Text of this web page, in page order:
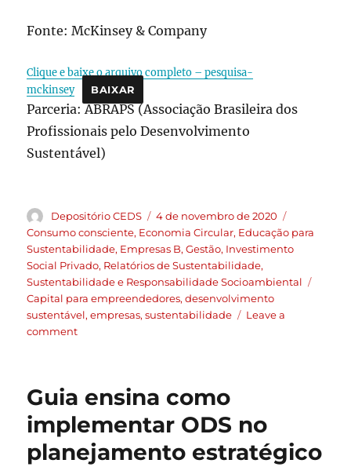
Fonte: McKinsey & Company
Clique e baixe o arquivo completo – pesquisa-
mckinsey
BAIXAR
Parceria: ABRAPS (Associação Brasileira dos
Profissionais pelo Desenvolvimento
Sustentável)
Depositório CEDS
4 de novembro de 2020
Consumo consciente, Economia Circular, Educação para
Sustentabilidade, Empresas B,Gestão, Investimento
Social Privado, Relatórios de Sustentabilidade,
Sustentabilidade e Responsabilidade Socioambiental
Capital para empreendedores,desenvolvimento
sustentável,empresas,sustentabilidade
Leave a
comment
Guia ensina como
implementar ODS no
planejamento estratégico